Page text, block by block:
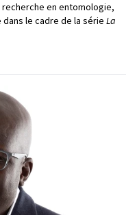
en entomologie,
le cadre de la série La